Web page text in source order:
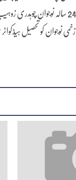
دوکان پر کام کرنے والا 24